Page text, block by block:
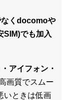
くdocomoや
でも加入
アイフォン・
画質でスムー
いときは低画